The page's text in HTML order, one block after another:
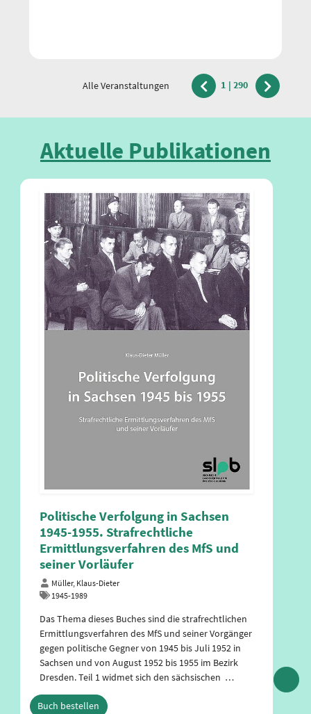
Alle Veranstaltungen
vorherige
1 | 290
nächste
Aktuelle Publikationen
Dein Sachsen. Das Land und seine
Verfassung
Schott, Hanna
Soziales, Familien, Senioren, Frauen und Jugend
Zusammen mit den Freunden Oskar und Lucie geht
es auf eine Abenteuerreise quer durchs Land und
lernt dabei die Sächsische Verfassung kennen. Nach
einem Start mit vielen Fragezeichen fügen sich die
Puzzleteile langsam zusammen: Was passierte in
der …